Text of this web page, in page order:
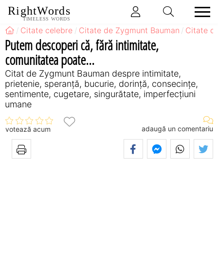
RightWords
TIMELESS WORDS
Citate celebre Citate de Zygmunt Bauman Citate
Putem descoperi că, fără intimitate,
comunitatea poate...
Citat de Zygmunt Bauman despre intimitate,
prietenie, speranță, bucurie, dorință, consecințe,
sentimente, cugetare, singurătate, imperfecțiuni
umane
votează acum adaugă un comentariu